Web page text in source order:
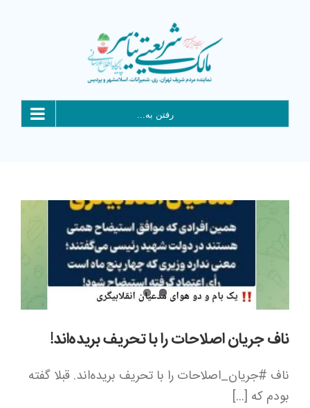
رفتن به...
ناف جریان اصلاحات را با تحریف بریده‌اند!
‏ناف ‎#جریان_اصلاحات را با تحریف بریده‌اند. قبلا گفته
بودم که [...]